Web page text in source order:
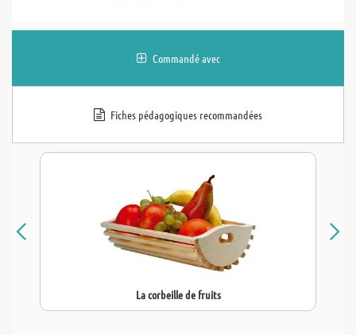
Commandé avec
Fiches pédagogiques recommandées
La corbeille de fruits